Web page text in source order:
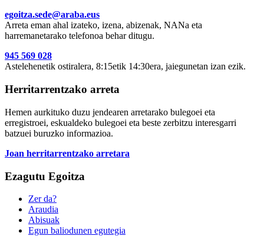
egoitza.sede@araba.eus
Arreta eman ahal izateko, izena, abizenak, NANa eta
harremanetarako telefonoa behar ditugu.
945 569 028
Astelehenetik ostiralera, 8:15etik 14:30era, jaiegunetan izan ezik.
Herritarrentzako arreta
Hemen aurkituko duzu jendearen arretarako bulegoei eta
erregistroei, eskualdeko bulegoei eta beste zerbitzu interesgarri
batzuei buruzko informazioa.
Joan herritarrentzako arretara
Ezagutu Egoitza
Zer da?
Araudia
Abisuak
Egun baliodunen egutegia